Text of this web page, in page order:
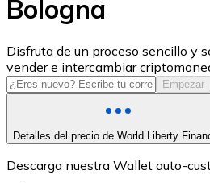
USD Coin
USDC
Bologna
Disfruta de un proceso sencillo y
vender e intercambiar
Empezar
Detalles del precio de World Liberty
Descarga nuestra Wallet auto-